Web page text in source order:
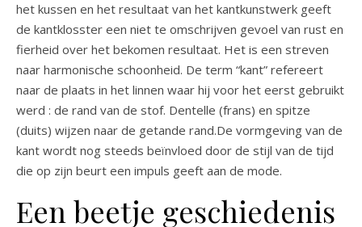
het kussen en het resultaat van het kantkunstwerk geeft
de kantklosster een niet te omschrijven gevoel van rust en
fierheid over het bekomen resultaat. Het is een streven
naar harmonische schoonheid. De term “kant” refereert
naar de plaats in het linnen waar hij voor het eerst gebruikt
werd : de rand van de stof. Dentelle (frans) en spitze
(duits) wijzen naar de getande rand.De vormgeving van de
kant wordt nog steeds beïnvloed door de stijl van de tijd
die op zijn beurt een impuls geeft aan de mode.
Een beetje geschiedenis